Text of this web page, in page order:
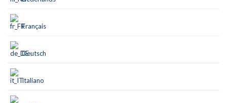
Français
Deutsch
Italiano